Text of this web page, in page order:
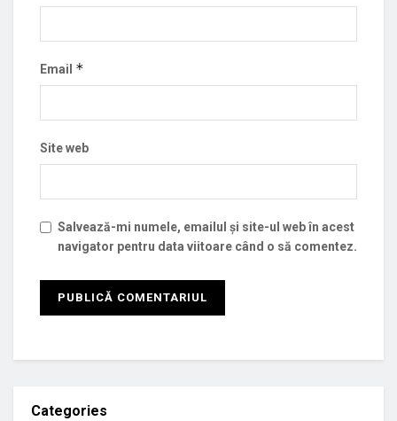
Email *
Site web
Salvează-mi numele, emailul și site-ul web în acest
navigator pentru data viitoare când o să comentez.
Categories